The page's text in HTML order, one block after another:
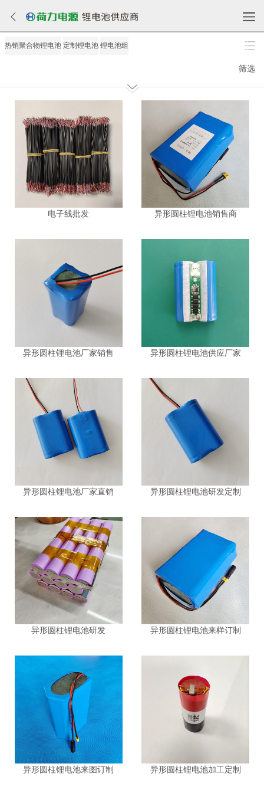
热销聚合物锂电池 定制锂电池 锂电池组
筛选
电子线批发 异形圆柱锂电池销售商
异形圆柱锂电池厂家销售 异形圆柱锂电池供应厂家
异形圆柱锂电池厂家直销 异形圆柱锂电池研发定制
异形圆柱锂电池研发 异形圆柱锂电池来样订制
异形圆柱锂电池来图订制 异形圆柱锂电池加工定制